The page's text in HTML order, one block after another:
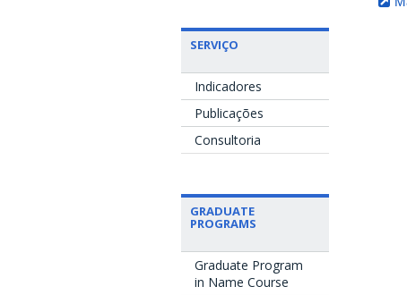
SERVIÇO
Indicadores
Publicações
Consultoria
GRADUATE
PROGRAMS
Graduate Program
in Name Course